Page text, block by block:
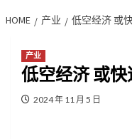
HOME 产业 低空经济 或
产业
低空经济 或
2024 年 11 月 5 日